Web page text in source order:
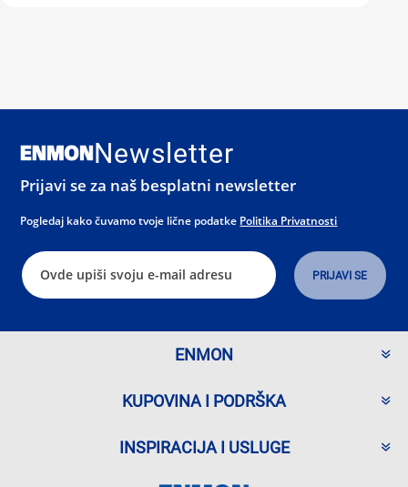
Newsletter
Prijavi se za naš besplatni newsletter
Pogledaj kako čuvamo tvoje lične podatke Politika Privatnosti
ENMON
KUPOVINA I PODRŠKA
INSPIRACIJA I USLUGE